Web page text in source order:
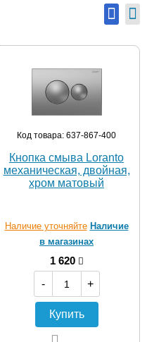
Код товара: 637-867-400
Кнопка смыва Loranto
механическая, двойная,
хром матовый
Наличие уточняйте Наличие
в магазинах
1 620
-
+
Купить